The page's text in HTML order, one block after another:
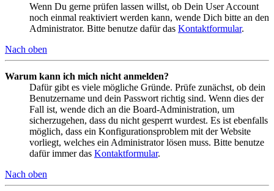
Wenn Du gerne prüfen lassen willst, ob Dein User Account
noch einmal reaktiviert werden kann, wende Dich bitte an den
Administrator. Bitte benutze dafür das Kontaktformular.
Nach oben
Warum kann ich mich nicht anmelden?
Dafür gibt es viele mögliche Gründe. Prüfe zunächst, ob dein
Benutzername und dein Passwort richtig sind. Wenn dies der
Fall ist, wende dich an die Board-Administration, um
sicherzugehen, dass du nicht gesperrt wurdest. Es ist ebenfalls
möglich, dass ein Konfigurationsproblem mit der Website
vorliegt, welches ein Administrator lösen muss. Bitte benutze
dafür immer das Kontaktformular.
Nach oben